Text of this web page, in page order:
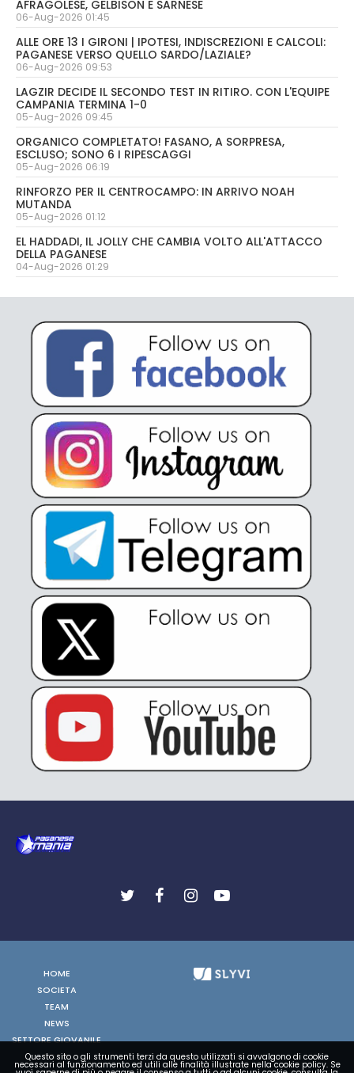
AFRAGOLESE, GELBISON E SARNESE
06-Aug-2026 01:45
ALLE ORE 13 I GIRONI | IPOTESI, INDISCREZIONI E CALCOLI:
PAGANESE VERSO QUELLO SARDO/LAZIALE?
06-Aug-2026 09:53
LAGZIR DECIDE IL SECONDO TEST IN RITIRO. CON L'EQUIPE
CAMPANIA TERMINA 1-0
05-Aug-2026 09:45
ORGANICO COMPLETATO! FASANO, A SORPRESA,
ESCLUSO; SONO 6 I RIPESCAGGI
05-Aug-2026 06:19
RINFORZO PER IL CENTROCAMPO: IN ARRIVO NOAH
MUTANDA
05-Aug-2026 01:12
EL HADDADI, IL JOLLY CHE CAMBIA VOLTO ALL'ATTACCO
DELLA PAGANESE
04-Aug-2026 01:29
HOME
SOCIETA
TEAM
NEWS
SETTORE GIOVANILE
FOTO
Questo sito o gli strumenti terzi da questo utilizzati si avvalgono di cookie
necessari al funzionamento ed utili alle finalità illustrate nella cookie policy. Se